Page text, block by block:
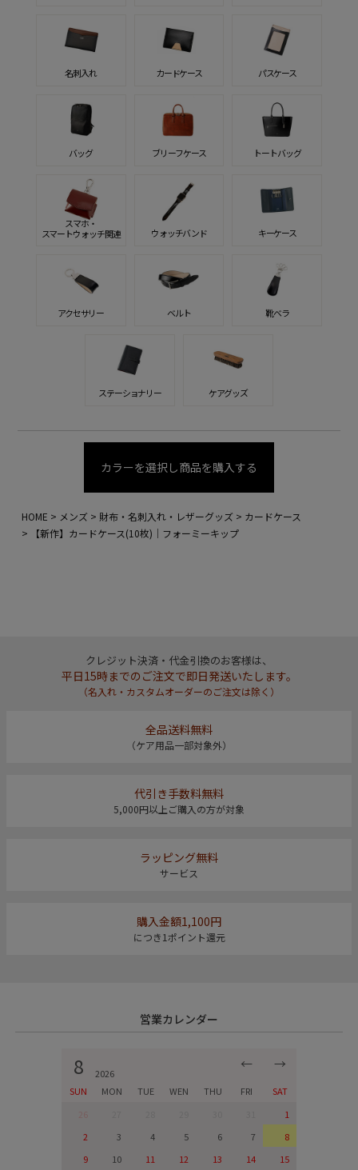
名刺入れ カードケース パスケース
バッグ ブリーフケース トートバッグ
スマホ・
スマートウォッチ関連
ウォッチバンド キーケース
アクセサリー ベルト 靴ベラ
ステーショナリー ケアグッズ
カラーを選択し商品を購入する
HOME メンズ 財布・名刺入れ・レザーグッズ
カードケース
【新作】カードケース(10枚)｜フォーミーキップ
クレジット決済・代金引換のお客様は、
平日15時までのご注文で即日発送いたします。
（名入れ・カスタムオーダーのご注文は除く）
全品送料無料
（ケア用品一部対象外）
代引き手数料無料
5,000円以上ご購入の方が対象
ラッピング無料
サービス
購入金額1,100円
につき1ポイント還元
営業カレンダー
8 2026
← →
SUN MON TUE WEN THU FRI
SAT
1
2
3 4 5 6 7
8
9
10 11 12 13 14
15